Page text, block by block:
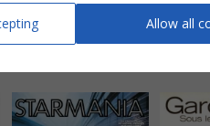
S'il suffisait d'aimer
Allow all